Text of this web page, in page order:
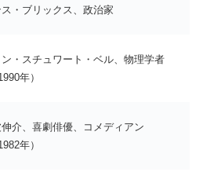
・ブリックス、政治家
ン・スチュワート・ベル、物理学者
年）
介、喜劇俳優、コメディアン
年）